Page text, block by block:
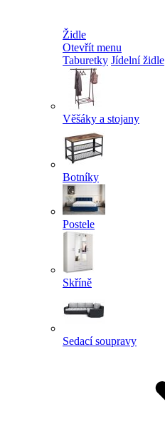
Židle
Otevřít menu
Taburetky Jídelní židle
Věšáky a stojany
Botníky
Postele
Skříně
Sedací soupravy